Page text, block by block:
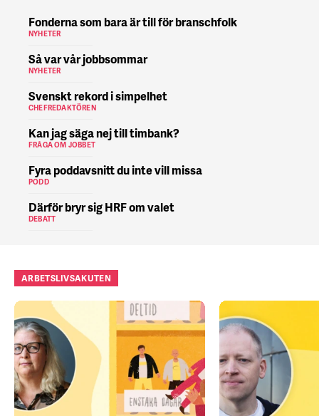
Fonderna som bara är till för branschfolk
NYHETER
Så var vår jobbsommar
NYHETER
Svenskt rekord i simpelhet
CHEFREDAKTÖREN
Kan jag säga nej till timbank?
FRÅGA OM JOBBET
Fyra poddavsnitt du inte vill missa
PODD
Därför bryr sig HRF om valet
DEBATT
ARBETSLIVSAKUTEN